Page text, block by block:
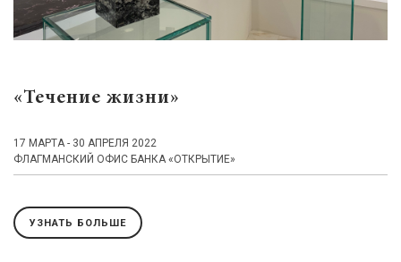
«Течение жизни»
17 МАРТА - 30 АПРЕЛЯ 2022
ФЛАГМАНСКИЙ ОФИС БАНКА «ОТКРЫТИЕ»
УЗНАТЬ БОЛЬШЕ